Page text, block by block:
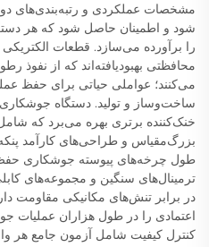
مشخصات عملکردی و رتبه‌بندی‌های
شود و اطمینان حاصل شود که هر
را برآورده می‌سازد. قطعات
محافظتی بهبودیافته‌اند که از نفوذ
می‌کنند؛ عواملی حیاتی برای حفظ
خنک‌کننده برتری بهره می‌برد که
بزرگ‌مقیاس و طراحی‌های کارآمد
طول چرخه‌های پیوسته جوشکاری حفظ
ترمینال‌های سنگین و مجموعه‌های
در برابر تنش‌های مکانیکی مقاومت
اعتمادی را در طول هزاران عملیات
کنترل کیفیت شامل آزمون جامع هر